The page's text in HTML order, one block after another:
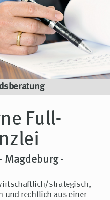
Full-
Magdeburg ·
strategisch,
und rechtlich aus einer